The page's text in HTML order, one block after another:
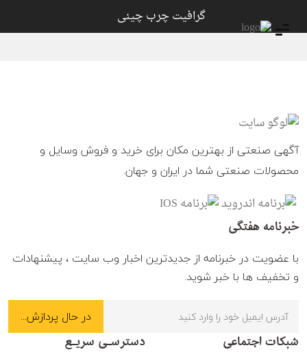
گرافیت چرب چینی
آگهی صنعتی از بهترین مکان برای خرید و فروش وسایل و
محصولات صنعتی شما در ایران و جهان.
خبرنامه هفتگی
با عضویت در خبرنامه از جدیدترین اخبار وب سایت ، پیشنهادات
و تخفیف ها با خبر شوید.
شبکات اجتماعی دسترسـی سریـع